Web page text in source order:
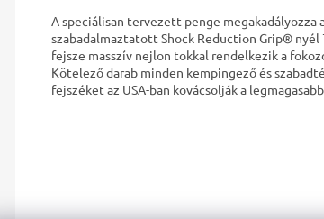
A speciálisan tervezett penge megakadályozza
szabadalmaztatott Shock Reduction Grip® nyél
fejsze masszív nejlon tokkal rendelkezik a
Kötelező darab minden kempingező és
fejszéket az USA-ban kovácsolják a